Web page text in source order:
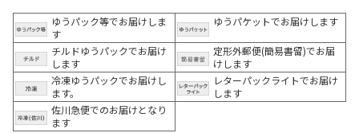
ゆうパック等でお届けしま
す
ゆうパケットでお届けします
チルドゆうパックでお届け
します
定形外郵便(簡易書留)でお届
けします
冷凍ゆうパックでお届けし
ます。
レターパックライトでお届け
します
佐川急便でのお届けとなり
ます